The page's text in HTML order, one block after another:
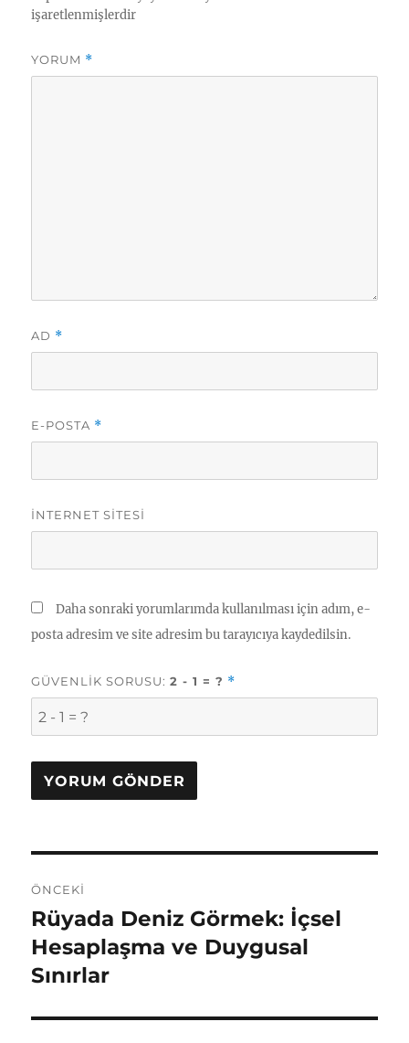
işaretlenmişlerdir
YORUM *
AD *
E-POSTA *
İNTERNET SITESI
Daha sonraki yorumlarımda kullanılması için adım, e-
posta adresim ve site adresim bu tarayıcıya kaydedilsin.
GÜVENLIK SORUSU:2 - 1 = ? *
gezinmesi
ÖNCEKI
Önceki
yazı:
Rüyada Deniz Görmek: İçsel
Hesaplaşma ve Duygusal
Sınırlar